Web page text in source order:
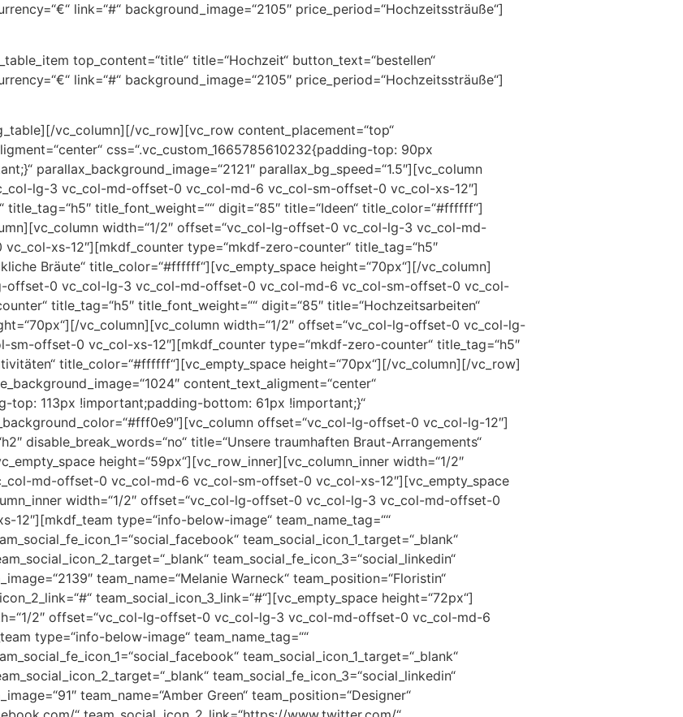
link=“#“ background_image=“2105″ price_period=“Hochzeitssträuße“]
top_content=“title“ title=“Hochzeit“ button_text=“bestellen“
link=“#“ background_image=“2105″ price_period=“Hochzeitssträuße“]
vc_column][/vc_row][vc_row content_placement=“top“
css=“.vc_custom_1665785610232{padding-top: 90px
parallax_background_image=“2121″ parallax_bg_speed=“1.5″][vc_column
lg-3 vc_col-md-offset-0 vc_col-md-6 vc_col-sm-offset-0 vc_col-xs-12″]
title_font_weight=““ digit=“85″ title=“Ideen“ title_color=“#ffffff“]
width=“1/2″ offset=“vc_col-lg-offset-0 vc_col-lg-3 vc_col-md-
xs-12″][mkdf_counter type=“mkdf-zero-counter“ title_tag=“h5″
Bräute“ title_color=“#ffffff“][vc_empty_space height=“70px“][/vc_column]
offset-0 vc_col-lg-3 vc_col-md-offset-0 vc_col-md-6 vc_col-sm-offset-0 vc_col-
title_tag=“h5″ title_font_weight=““ digit=“85″ title=“Hochzeitsarbeiten“
vc_column][vc_column width=“1/2″ offset=“vc_col-lg-offset-0 vc_col-lg-
offset-0 vc_col-xs-12″][mkdf_counter type=“mkdf-zero-counter“ title_tag=“h5″
title_color=“#ffffff“][vc_empty_space height=“70px“][/vc_column][/vc_row]
content_text_aligment=“center“
top: 113px !important;padding-bottom: 61px !important;}“
offset=“vc_col-lg-offset-0 vc_col-lg-12″]
disable_break_words=“no“ title=“Unsere traumhaften Braut-Arrangements“
height=“59px“][vc_row_inner][vc_column_inner width=“1/2″
md-offset-0 vc_col-md-6 vc_col-sm-offset-0 vc_col-xs-12″][vc_empty_space
width=“1/2″ offset=“vc_col-lg-offset-0 vc_col-lg-3 vc_col-md-offset-0
type=“info-below-image“ team_name_tag=““
team_social_icon_1_target=“_blank“
team_social_fe_icon_3=“social_linkedin“
team_name=“Melanie Warneck“ team_position=“Floristin“
team_social_icon_3_link=“#“][vc_empty_space height=“72px“]
2″ offset=“vc_col-lg-offset-0 vc_col-lg-3 vc_col-md-offset-0 vc_col-md-6
type=“info-below-image“ team_name_tag=““
team_social_icon_1_target=“_blank“
team_social_fe_icon_3=“social_linkedin“
team_name=“Amber Green“ team_position=“Designer“